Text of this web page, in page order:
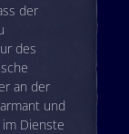
der
des
an der
und
Dienste